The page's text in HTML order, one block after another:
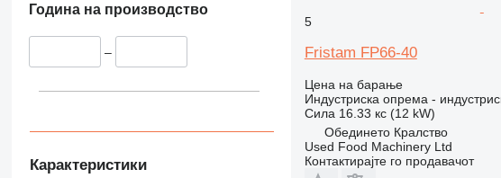
Година на производство
–
Карактеристики
5
Fristam FP66-40
Цена на барање
Индустриска опрема -
Сила 16.33 кс (12 kW)
Обединето Кралство
Used Food Machinery Ltd
Контактирајте го продавачот